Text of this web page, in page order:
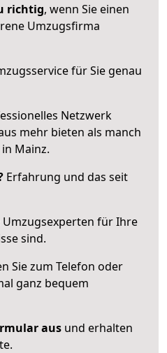
richtig, wenn Sie einen
Umzugsfirma
für Sie genau
Netzwerk
mehr bieten als manch
Mainz.
Erfahrung und das seit
Umzugsexperten für Ihre
sind.
Sie zum Telefon oder
ganz bequem
aus und erhalten